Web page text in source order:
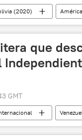
(2020)
noticias
que
GMT